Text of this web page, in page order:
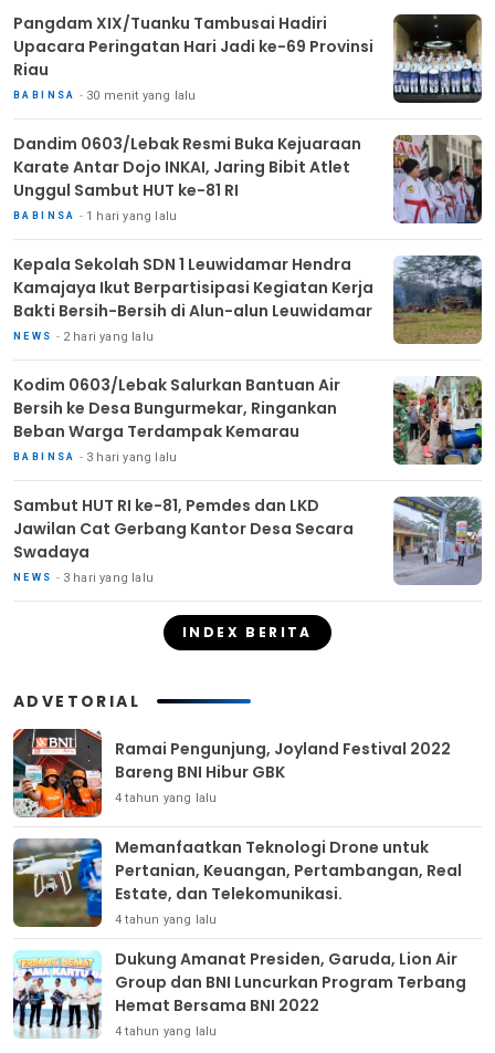
Pangdam XIX/Tuanku Tambusai Hadiri
Upacara Peringatan Hari Jadi ke-69 Provinsi
Riau
BABINSA 30 menit yang lalu
Dandim 0603/Lebak Resmi Buka Kejuaraan
Karate Antar Dojo INKAI, Jaring Bibit Atlet
Unggul Sambut HUT ke-81 RI
BABINSA 1 hari yang lalu
Kepala Sekolah SDN 1 Leuwidamar Hendra
Kamajaya Ikut Berpartisipasi Kegiatan Kerja
Bakti Bersih-Bersih di Alun-alun Leuwidamar
NEWS 2 hari yang lalu
Kodim 0603/Lebak Salurkan Bantuan Air
Bersih ke Desa Bungurmekar, Ringankan
Beban Warga Terdampak Kemarau
BABINSA 3 hari yang lalu
Sambut HUT RI ke-81, Pemdes dan LKD
Jawilan Cat Gerbang Kantor Desa Secara
Swadaya
NEWS 3 hari yang lalu
INDEX BERITA
ADVETORIAL
Ramai Pengunjung, Joyland Festival 2022
Bareng BNI Hibur GBK
4 tahun yang lalu
Memanfaatkan Teknologi Drone untuk
Pertanian, Keuangan, Pertambangan, Real
Estate, dan Telekomunikasi.
4 tahun yang lalu
Dukung Amanat Presiden, Garuda, Lion Air
Group dan BNI Luncurkan Program Terbang
Hemat Bersama BNI 2022
4 tahun yang lalu